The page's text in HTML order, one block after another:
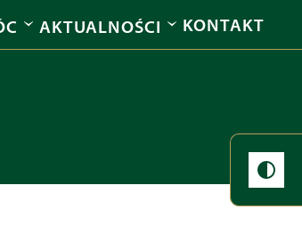
AKTUALNOŚCI KONTAKT